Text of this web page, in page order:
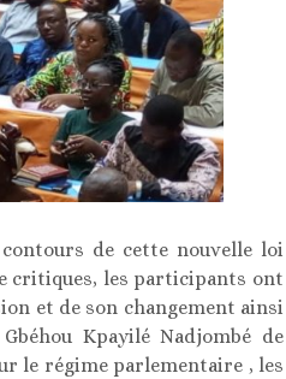
de cette nouvelle loi
critiques, les participants ont
et de son changement ainsi
Kpayilé Nadjombé de
le régime parlementaire , les